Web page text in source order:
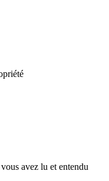
avez lu et entendu